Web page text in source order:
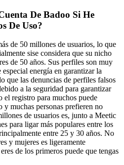
De Badoo Si He
De Uso?
de 50 millones de usuarios, lo que
sise considera que su nicho
de 50 años. Sus perfiles son muy
energía en garantizar la
que las denuncias de perfiles falsos
a la seguridad para garantizar
el registro para muchos puede
y muchas personas prefieren no
de usuarios es, junto a Meetic
para ligar más populares entre los
entre 25 y 30 años. No
y mujeres es ligeramente
de los primeros puede que tengas